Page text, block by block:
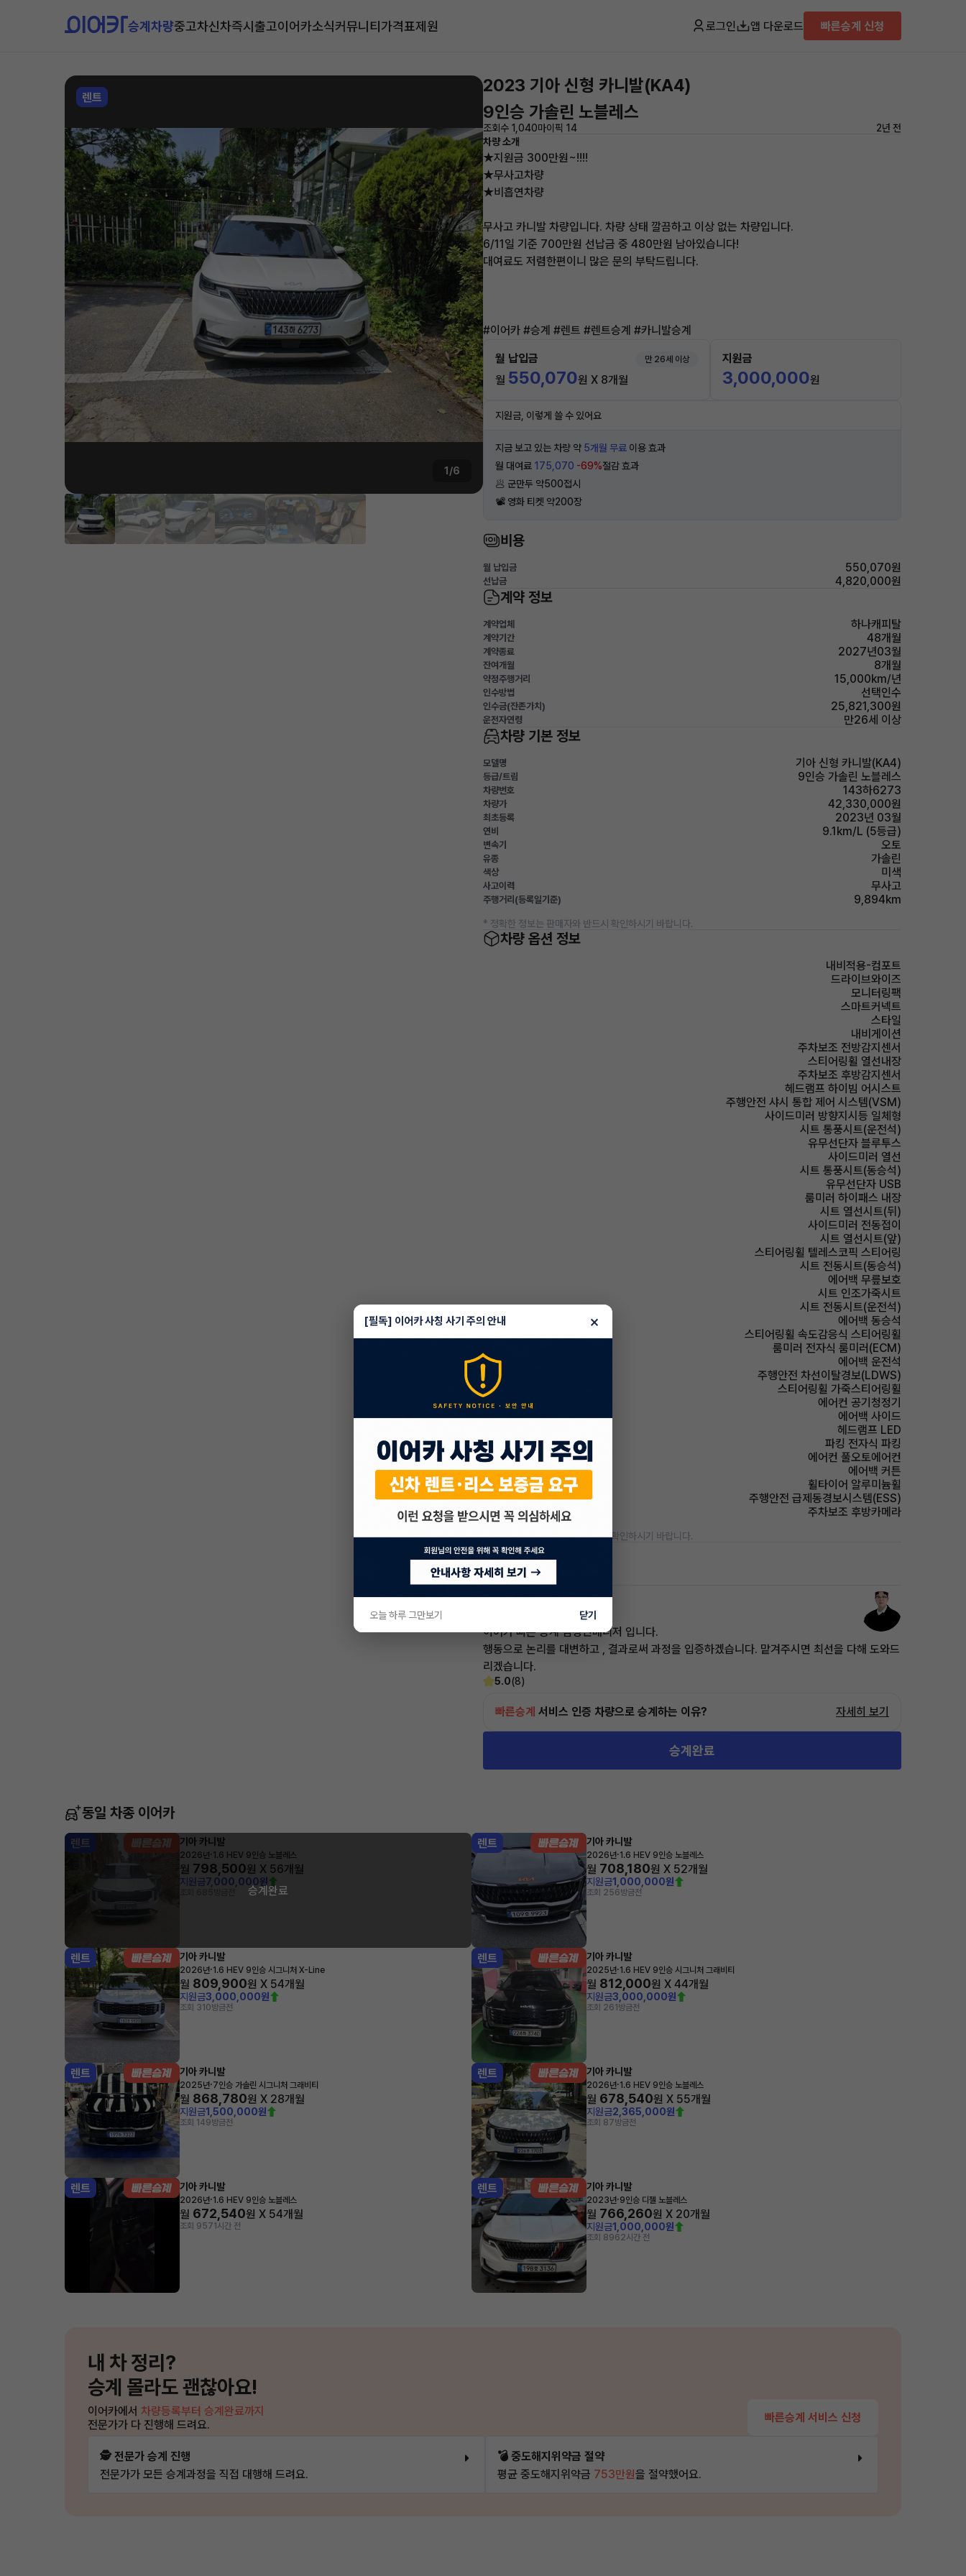
승계차량중고차신차즉시출고이어카소식커뮤니티가격표제원 로그인 앱 다운로드 빠른승계 신청
렌트
1/6
2023 기아 신형 카니발(KA4)
9인승 가솔린 노블레스
조회수 1,040마이픽 14
2년 전
차량 소개
★지원금 300만원~!!!!
★무사고차량
★비흡연차량
무사고 카니발 차량입니다. 차량 상태 깔끔하고 이상 없는 차량입니다.
6/11일 기준 700만원 선납금 중 480만원 남아있습니다!
대여료도 저렴한편이니 많은 문의 부탁드립니다.
#이어카 #승계 #렌트 #렌트승계 #카니발승계
월 납입금 만 26세 이상
월 550,070원 X 8개월
지원금
3,000,000원
지원금, 이렇게 쓸 수 있어요
지금 보고 있는 차량 약 5개월 무료 이용 효과
월 대여료 175,070 -69%절감 효과
🥟 군만두 약500접시
📽 영화 티켓 약200장
비용
월 납입금 550,070원
선납금 4,820,000원
계약 정보
계약업체 하나캐피탈
계약기간 48개월
계약종료 2027년03월
잔여개월 8개월
약정주행거리 15,000km/년
인수방법 선택인수
인수금(잔존가치) 25,821,300원
운전자연령 만26세 이상
차량 기본 정보
모델명 기아 신형 카니발(KA4)
등급/트림 9인승 가솔린 노블레스
차량번호 143하6273
차량가 42,330,000원
최초등록 2023년 03월
연비 9.1km/L (5등급)
변속기 오토
유종 가솔린
색상 미색
사고이력 무사고
주행거리(등록일기준) 9,894km
* 정확한 정보는 판매자와 반드시 확인하시기 바랍니다.
차량 옵션 정보
내비적용-컴포트
드라이브와이즈
모니터링팩
스마트커넥트
스타일
내비게이션
주차보조 전방감지센서
스티어링휠 열선내장
주차보조 후방감지센서
헤드램프 하이빔 어시스트
주행안전 샤시 통합 제어 시스템(VSM)
사이드미러 방향지시등 일체형
시트 통풍시트(운전석)
유무선단자 블루투스
사이드미러 열선
시트 통풍시트(동승석)
유무선단자 USB
룸미러 하이패스 내장
시트 열선시트(뒤)
사이드미러 전동접이
시트 열선시트(앞)
스티어링휠 텔레스코픽 스티어링
시트 전동시트(동승석)
에어백 무릎보호
시트 인조가죽시트
시트 전동시트(운전석)
에어백 동승석
스티어링휠 속도감응식 스티어링휠
룸미러 전자식 룸미러(ECM)
에어백 운전석
주행안전 차선이탈경보(LDWS)
스티어링휠 가죽스티어링휠
에어컨 공기청정기
에어백 사이드
헤드램프 LED
파킹 전자식 파킹
에어컨 풀오토에어컨
에어백 커튼
휠타이어 알루미늄휠
주행안전 급제동경보시스템(ESS)
주차보조 후방카메라
* 정확한 정보는 판매자와 반드시 확인하시기 바랍니다.
차량 위치
경기 광주시
김정민 매니저
자격인증완료
이어카 빠른 승계 김정민매니저 입니다.
행동으로 논리를 대변하고 , 결과로써 과정을 입증하겠습니다. 맡겨주시면 최선을 다해 도와드
리겠습니다.
5.0(8)
빠른승계 서비스 인증 차량으로 승계하는 이유? 자세히 보기
승계완료
동일 차종 이어카
렌트 기아 카니발
2026년· 1.6 HEV 9인승 노블레스
월 798,500원 X 56개월
지원금7,000,000원
승계완료
렌트 기아 카니발
2026년·1.6 HEV 9인승 노블레스
월 708,180원 X 52개월
지원금1,000,000원
조회 256방금전
렌트 기아 카니발
2026년·1.6 HEV 9인승 시그니처 X-Line
월 809,900원 X 54개월
지원금3,000,000원
조회 310방금전
렌트 기아 카니발
2025년·1.6 HEV 9인승 시그니처 그래비티
월 812,000원 X 44개월
지원금3,000,000원
조회 261 방금전
렌트 기아 카니발
2025년·7인승 가솔린 시그니처 그래비티
월 868,780원 X 28개월
지원금1,500,000원
조회 149방금전
렌트 기아 카니발
2026년·1.6 HEV 9인승 노블레스
월 678,540원 X 55개월
지원금2,365,000원
조회 87방금전
렌트 기아 카니발
2026년·1.6 HEV 9인승 노블레스
월 672,540원 X 54개월
조회 9571시간 전
렌트 기아 카니발
2023년·9인승 디젤 노블레스
월 766,260원 X 20개월
지원금1,000,000원
조회 8962시간 전
내 차 정리?
승계 몰라도 괜찮아요!
이어카에서 차량등록부터 승계완료까지
전문가가 다 진행해 드려요.
빠른승계 서비스 신청
🕵️ 전문가 승계 진행
전문가가 모든 승계과정을 직접 대행해 드려요.
💣 중도해지위약금 절약
평균 중도해지위약금 753만원을 절약했어요.
[필독] 이어카 사칭 사기 주의 안내 ×
오늘 하루 그만보기 닫기